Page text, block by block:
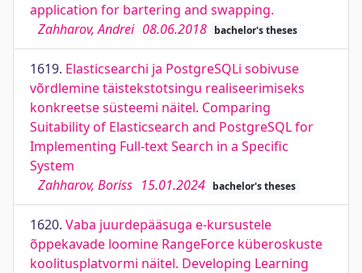
application for bartering and swapping.
Zahharov, Andrei 08.06.2018 bachelor's theses
1619. Elasticsearchi ja PostgreSQLi sobivuse
võrdlemine täistekstotsingu realiseerimiseks
konkreetse süsteemi näitel. Comparing
Suitability of Elasticsearch and PostgreSQL for
Implementing Full-text Search in a Specific
System
Zahharov, Boriss 15.01.2024 bachelor's theses
1620. Vaba juurdepääsuga e-kursustele
õppekavade loomine RangeForce küberoskuste
koolitusplatvormi näitel. Developing Learning